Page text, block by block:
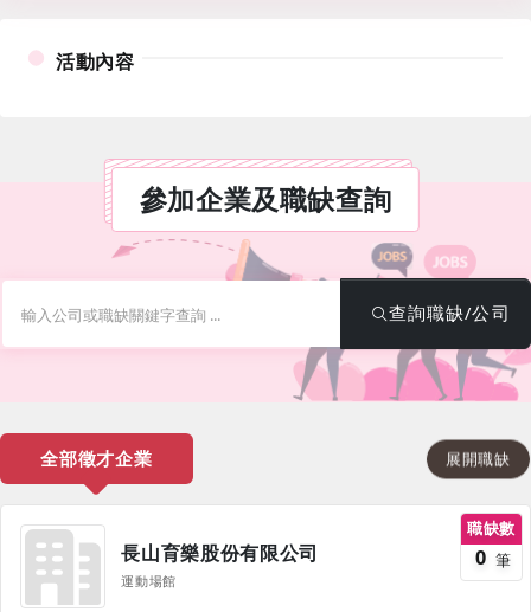
活動內容
參加企業及職缺查詢
關鍵字
查詢職缺/公司
全部徵才企業 展開職缺
長山育樂股份有限公司
運動場館
職缺數
0 筆